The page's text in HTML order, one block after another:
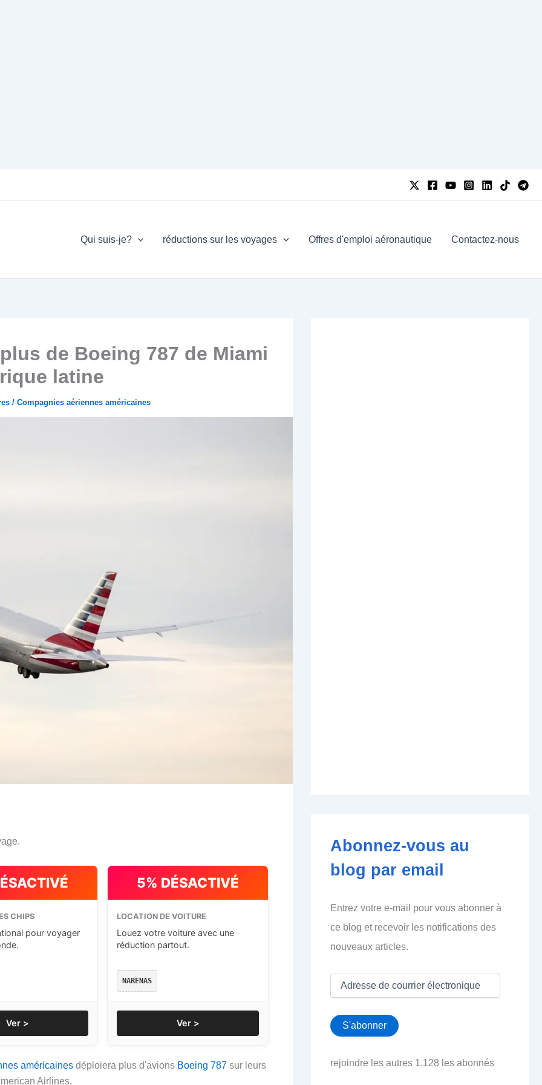
Qui suis-je? réductions sur les voyages Offres d'emploi aéronautique Contactez-nous
de Boeing 787 de Miami
latine
/ Compagnies aériennes américaines
CHIPS
pour voyager
Ver >
5% DÉSACTIVÉ
LOCATION DE VOITURE
Louez votre voiture avec une
réduction partout.
NARENAS
Ver >
américaines déploiera plus d'avions Boeing 787 sur leurs
Airlines.
Abonnez-vous au
blog par email
Entrez votre e-mail pour vous abonner à
ce blog et recevoir les notifications des
nouveaux articles.
e
s
d
S'abonner
rejoindre les autres 1.128 les abonnés